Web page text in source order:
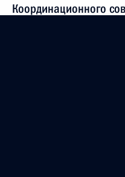
Координационного